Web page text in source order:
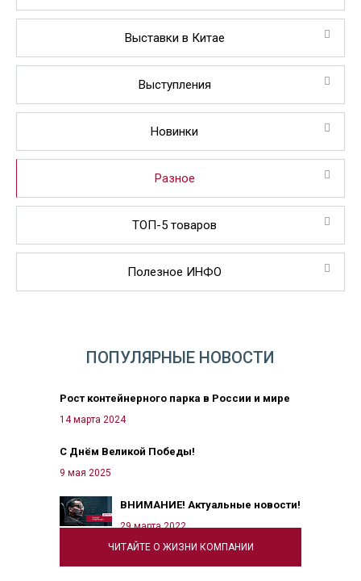
Выставки в Китае
Выступления
Новинки
Разное
ТОП-5 товаров
Полезное ИНФО
ЧИТАЙТЕ О ЖИЗНИ КОМПАНИИ
ПОПУЛЯРНЫЕ НОВОСТИ
Рост контейнерного парка в России и мире
14 марта 2024
С Днём Великой Победы!
9 мая 2025
ВНИМАНИЕ! Актуальные новости!
29 марта 2022